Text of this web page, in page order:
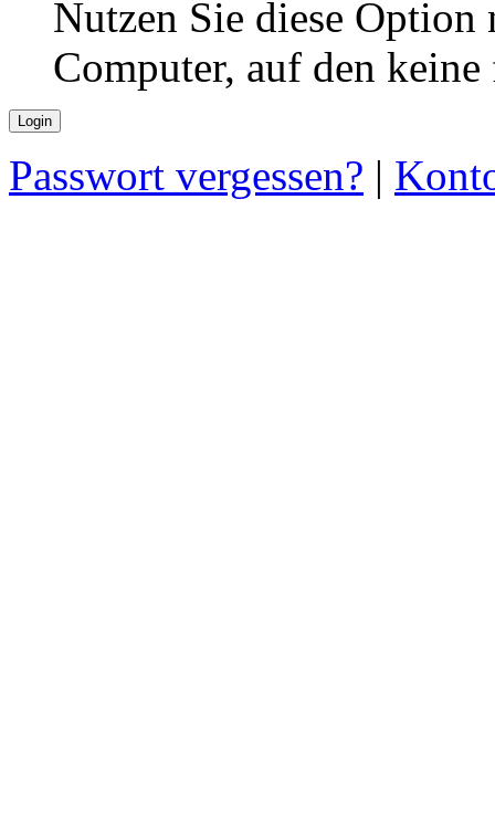
Nutzen Sie diese
Computer, auf den
Passwort vergessen? |